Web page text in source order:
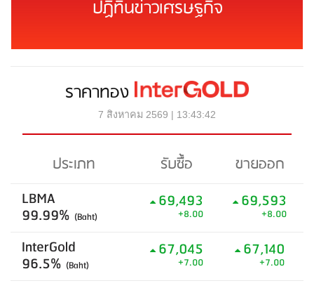
ปฏิทินข่าวเศรษฐกิจ
ราคาทอง
7 สิงหาคม 2569 | 13:43:42
ประเภท รับซื้อ
ขายออก
LBMA
99.99% (Baht)
69,493
+8.00
69,593
+8.00
InterGold
96.5% (Baht)
67,045
+7.00
67,140
+7.00